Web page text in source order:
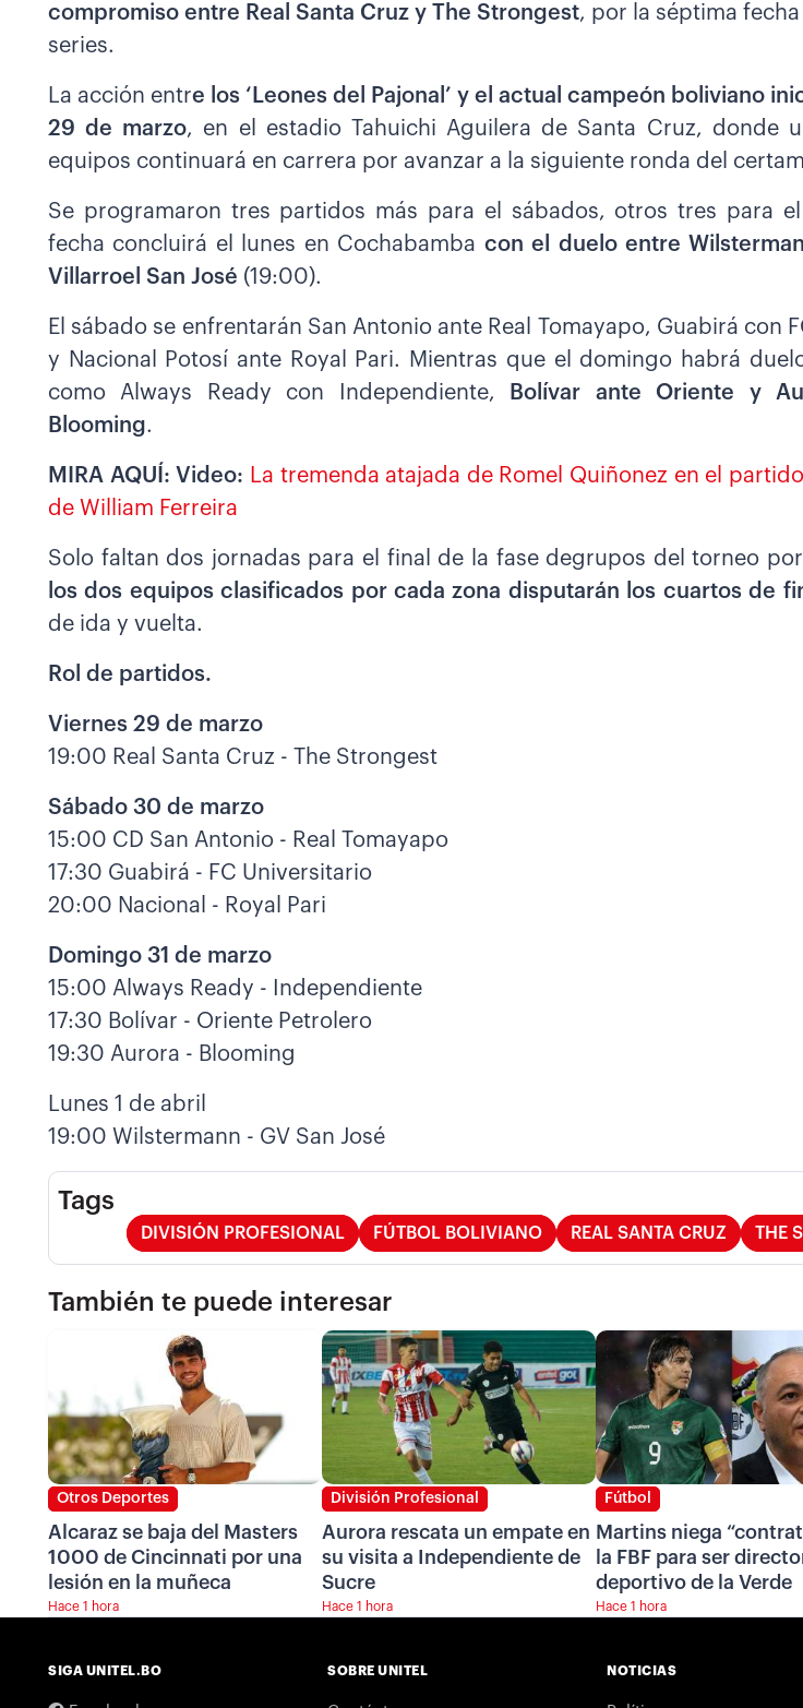
compromiso entre Real Santa Cruz y The Strongest, por la séptima
series.
La acción entre los ‘Leones del Pajonal’ y el actual campeón boliviano
29 de marzo, en el estadio Tahuichi Aguilera de Santa Cruz, donde
equipos continuará en carrera por avanzar a la siguiente ronda del
Se programaron tres partidos más para el sábados, otros tres para
fecha concluirá el lunes en Cochabamba con el duelo entre
Villarroel San José (19:00).
El sábado se enfrentarán San Antonio ante Real Tomayapo, Guabirá con
y Nacional Potosí ante Royal Pari. Mientras que el domingo habrá
como Always Ready con Independiente,
Bolívar ante Oriente y
Blooming.
MIRA AQUÍ: Video: La tremenda atajada de Romel Quiñonez en el
de William Ferreira
Solo faltan dos jornadas para el final de la fase degrupos del torneo
los dos equipos clasificados por cada zona disputarán los cuartos de
de ida y vuelta.
Rol de partidos.
Viernes 29 de marzo
19:00 Real Santa Cruz - The Strongest
Sábado 30 de marzo
15:00 CD San Antonio - Real Tomayapo
17:30 Guabirá - FC Universitario
20:00 Nacional - Royal Pari
Domingo 31 de marzo
15:00 Always Ready - Independiente
17:30 Bolívar - Oriente Petrolero
19:30 Aurora - Blooming
Lunes 1 de abril
19:00 Wilstermann - GV San José
Tags
DIVISIÓN PROFESIONAL FÚTBOL BOLIVIANO REAL SANTA CRUZ THE
También te puede interesar
Otros Deportes
Alcaraz se baja del Masters
1000 de Cincinnati por una
lesión en la muñeca
Hace 1 hora
División Profesional
Aurora rescata un empate en
su visita a Independiente de
Sucre
Hace 1 hora
Fútbol
Martins niega
la FBF para ser
deportivo de la Verde
Hace 1 hora
SIGA UNITEL.BO SOBRE UNITEL NOTICIAS